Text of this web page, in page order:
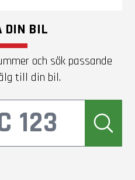
LT dubbdäck
och kommersiella
dragkraft under hårda
har en hållbar slitbanan
och is.
rigorösa
DIN BIL
och sök passande
till din bil.